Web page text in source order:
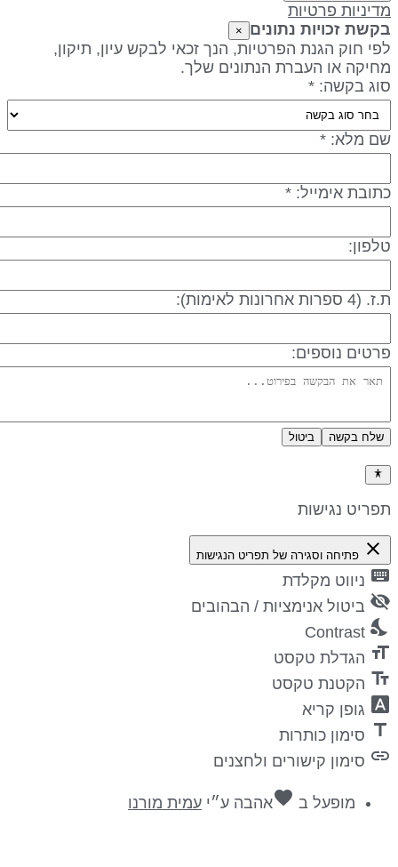
פרטיות
זכויות נתונים
חוק הגנת הפרטיות, הנך זכאי לבקש עיון, תיקון,
או העברת הנתונים שלך.
בקשה: *
מלא: *
אימייל: *
ספרות אחרונות לאימות):
נוספים:
שלח בקשה ביטול
נגישות
close פתיחה וסגירה של תפריט הנגישות
ניווט מקלדת
ביטול אנימציות / הבהובים
Contrast
הגדלת טקסט
הקטנת טקסט
גופן קריא
סימון כותרות
סימון קישורים ולחצנים
מופעל בfavoriteאהבהע״יעמית מורנו